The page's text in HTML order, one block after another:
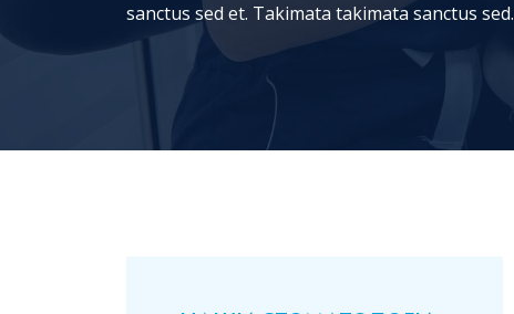
sanctus sed et. Takimata takimata sanctus sed.